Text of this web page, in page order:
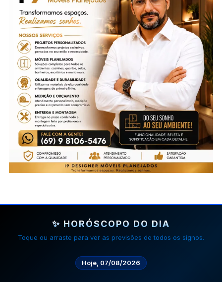
✨ HORÓSCOPO DO DIA
Toque ou arraste para ver as previsões de todos os signos.
Hoje, 07/08/2026